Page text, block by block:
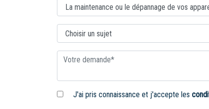
J'ai pris connaissance et j'accepte les